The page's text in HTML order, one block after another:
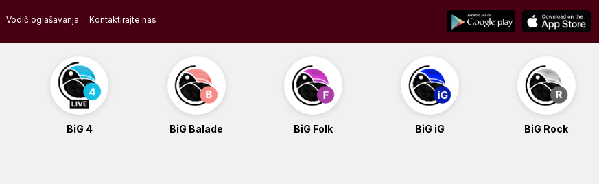
Vodič oglašavanja Kontaktirajte nas
BiG 4 BiG Balade BiG Folk BiG iG BiG Rock